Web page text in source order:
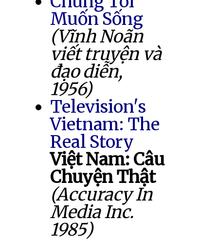
Muốn Sống
(Vĩnh Noãn
viết truyện và
đạo diễn,
1956)
Television's
Vietnam: The
Real Story
Việt Nam: Câu
Chuyện Thật
(Accuracy In
Media Inc.
1985)